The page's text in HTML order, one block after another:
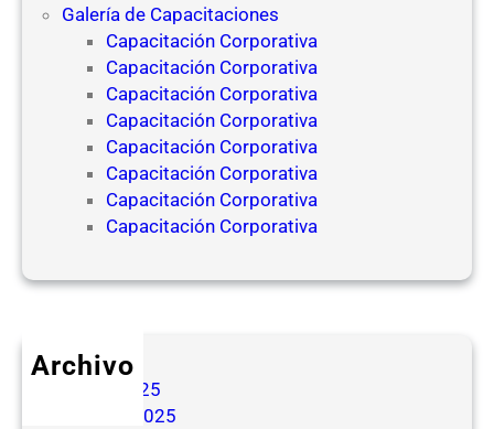
Galería de Capacitaciones
Capacitación Corporativa
Capacitación Corporativa
Capacitación Corporativa
Capacitación Corporativa
Capacitación Corporativa
Capacitación Corporativa
Capacitación Corporativa
Capacitación Corporativa
Archivo
mayo 2025
febrero 2025